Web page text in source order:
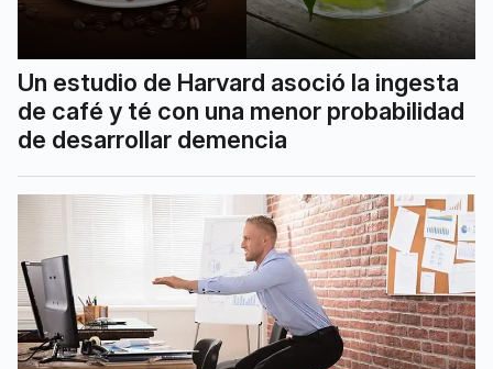
Un estudio de Harvard asoció la ingesta
de café y té con una menor probabilidad
de desarrollar demencia